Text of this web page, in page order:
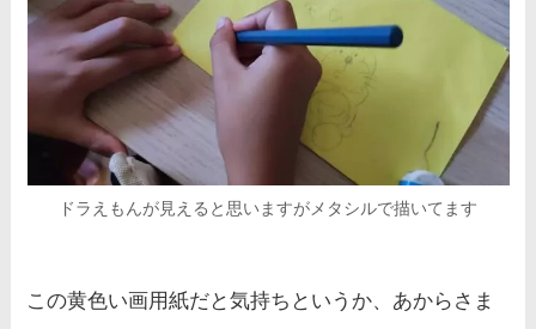
ドラえもんが見えると思いますがメタシルで描いてます
この黄色い画用紙だと気持ちというか、あからさま